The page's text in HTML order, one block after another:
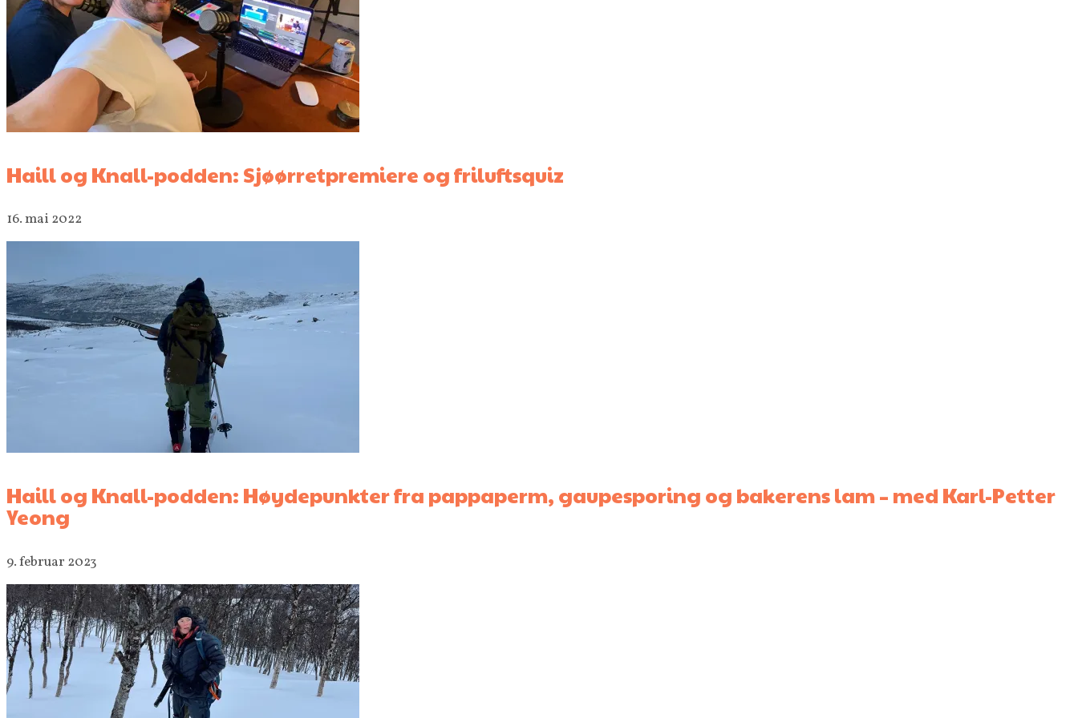
Haill og Knall-podden: Sjøørretpremiere og friluftsquiz
16. mai 2022
Haill og Knall-podden: Høydepunkter fra pappaperm, gaupesporing og bakerens lam – med Karl-Petter
Yeong
9. februar 2023